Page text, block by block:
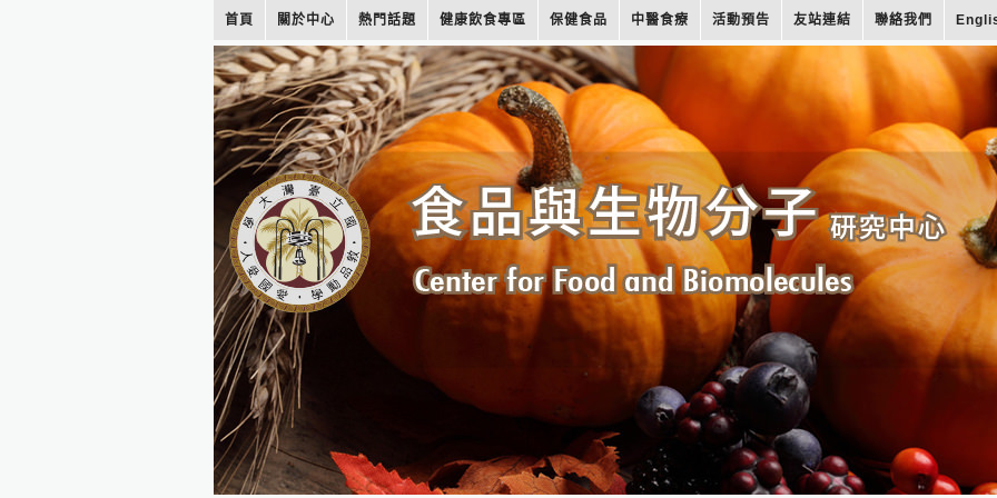
首頁 關於中心 熱門話題 健康飲食專區 保健食品 中醫食療 活動預告 友站連結 聯絡我們